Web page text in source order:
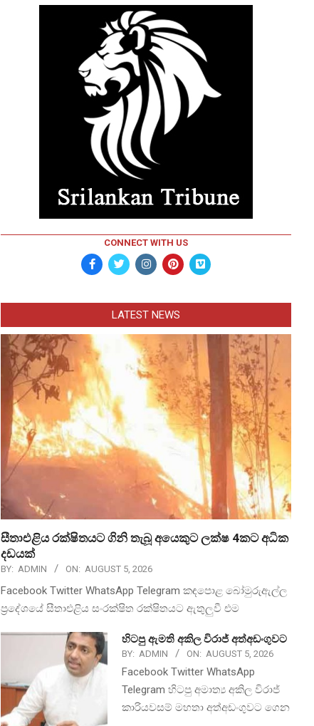
CONNECT WITH US
LATEST NEWS
සීතාඑළිය රක්ෂිතයට ගිනි තැබූ අයෙකුට ලක්ෂ 4කට අධික
දඩයක්
BY: ADMIN ON: AUGUST 5, 2026
Facebook Twitter WhatsApp Telegram කඳපොළ බෝමුරුඇල්ල
ප්‍රදේශයේ සීතාඑළිය සංරක්ෂිත රක්ෂිතයට ඇතුලුවී එම
හිටපු ඇමති අකිල විරාජ් අත්අඩංගුවට
BY: ADMIN ON: AUGUST 5, 2026
Facebook Twitter WhatsApp
Telegram හිටපු අමාත්‍ය අකිල විරාජ්
කාරියවසම් මහතා අත්අඩංගුවට ගෙන